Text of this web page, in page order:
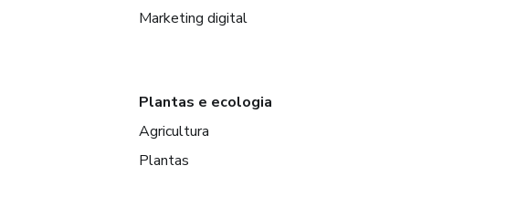
Marketing digital
Plantas e ecologia
Agricultura
Plantas